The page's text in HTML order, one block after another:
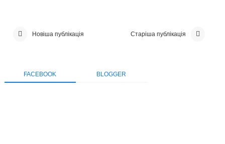
Новіша публікація Старіша публікація
FACEBOOK BLOGGER